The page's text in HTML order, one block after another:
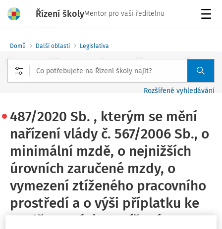
Řízení školyMentor pro vaši ředitelnu
Domů Další oblasti Legislativa
Rozšířené vyhledávání
487/2020 Sb. , kterým se mění
nařízení vlády č. 567/2006 Sb., o
minimální mzdě, o nejnižších
úrovních zaručené mzdy, o
vymezení ztíženého pracovního
prostředí a o výši příplatku ke
mzdě za práci ve ztíženém